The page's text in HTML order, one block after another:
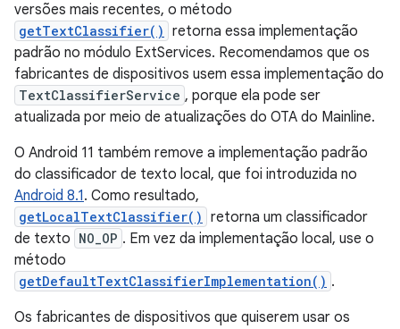
versões mais recentes, o método
getTextClassifier() retorna essa implementação
padrão no módulo ExtServices. Recomendamos que os
fabricantes de dispositivos usem essa implementação do
TextClassifierService , porque ela pode ser
atualizada por meio de atualizações do OTA do Mainline.
O Android 11 também remove a implementação padrão
do classificador de texto local, que foi introduzida no
Android 8.1. Como resultado,
getLocalTextClassifier() retorna um classificador
de texto NO_OP . Em vez da implementação local, use o
método
getDefaultTextClassifierImplementation() .
Os fabricantes de dispositivos que quiserem usar os